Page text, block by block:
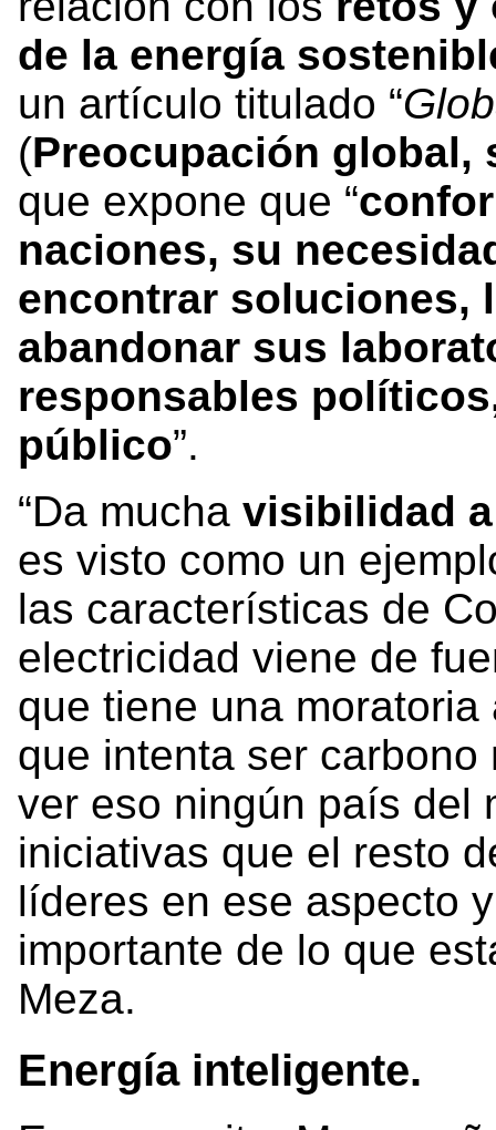
de la energía
un artículo titulado “
(Preocupación global,
que expone que “
naciones, su
encontrar soluciones,
abandonar sus
responsables
público”.
“Da mucha visibilidad
es visto como un
las características de
electricidad viene de
que tiene una
que intenta ser
ver eso ningún país del
iniciativas que el resto
líderes en ese aspecto
importante de lo que
Meza.
Energía inteligente.